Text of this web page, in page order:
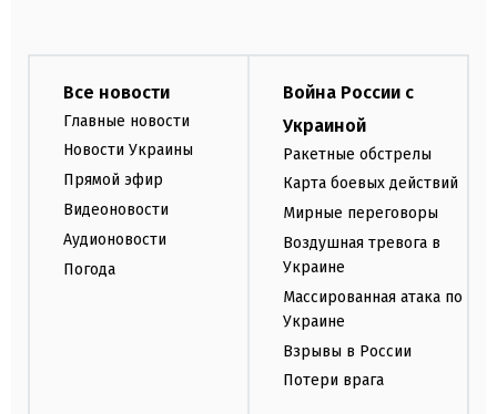
Все новости
Главные новости
Новости Украины
Прямой эфир
Видеоновости
Аудионовости
Погода
Война России с
Украиной
Ракетные обстрелы
Карта боевых действий
Мирные переговоры
Воздушная тревога в
Украине
Массированная атака по
Украине
Взрывы в России
Потери врага